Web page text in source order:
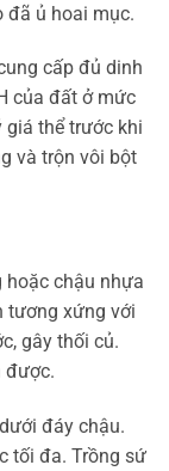
đã ủ hoai mục.
cấp đủ dinh
của đất ở mức
giá thể trước khi
và trộn vôi bột
hoặc chậu nhựa
tương xứng với
gây thối củ.
được.
đáy chậu.
tối đa. Trồng sứ